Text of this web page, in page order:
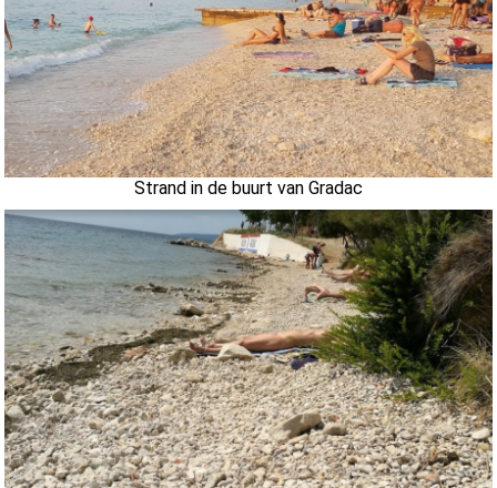
Strand in de buurt van Gradac